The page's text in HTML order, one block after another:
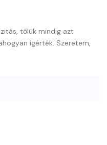
tőlük mindig azt
ígérték. Szeretem,